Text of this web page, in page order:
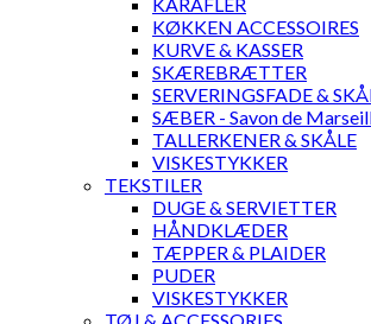
KØKKEN ACCESSOIRES
KURVE & KASSER
SKÆREBRÆTTER
SERVERINGSFADE &
SÆBER - Savon de
TALLERKENER & SKÅLE
VISKESTYKKER
TEKSTILER
DUGE & SERVIETTER
HÅNDKLÆDER
TÆPPER & PLAIDER
PUDER
VISKESTYKKER